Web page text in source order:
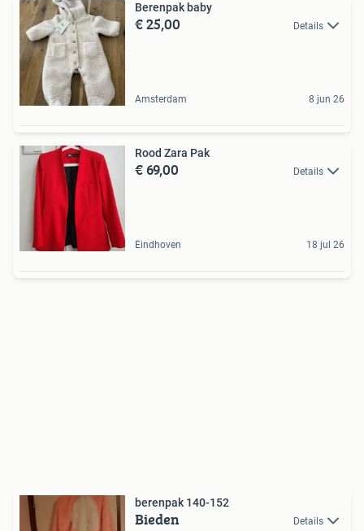
Berenpak baby
€ 25,00 Details
Amsterdam 8 jun 26
Rood Zara Pak
€ 69,00 Details
Eindhoven 18 jul 26
berenpak 140-152
Bieden Details